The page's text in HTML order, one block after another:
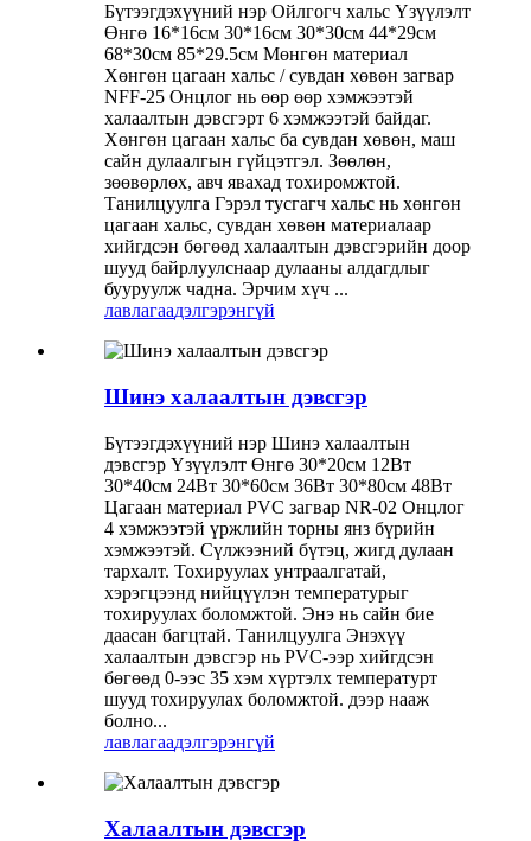
Бүтээгдэхүүний нэр Ойлгогч хальс Үзүүлэлт
Өнгө 16*16см 30*16см 30*30см 44*29см
68*30см 85*29.5см Мөнгөн материал
Хөнгөн цагаан хальс / сувдан хөвөн загвар
NFF-25 Онцлог нь өөр өөр хэмжээтэй
халаалтын дэвсгэрт 6 хэмжээтэй байдаг.
Хөнгөн цагаан хальс ба сувдан хөвөн, маш
сайн дулаалгын гүйцэтгэл. Зөөлөн,
зөөвөрлөх, авч явахад тохиромжтой.
Танилцуулга Гэрэл тусгагч хальс нь хөнгөн
цагаан хальс, сувдан хөвөн материалаар
хийгдсэн бөгөөд халаалтын дэвсгэрийн доор
шууд байрлуулснаар дулааны алдагдлыг
бууруулж чадна. Эрчим хүч ...
лавлагаадэлгэрэнгүй
Шинэ халаалтын дэвсгэр
Бүтээгдэхүүний нэр Шинэ халаалтын
дэвсгэр Үзүүлэлт Өнгө 30*20см 12Вт
30*40см 24Вт 30*60см 36Вт 30*80см 48Вт
Цагаан материал PVC загвар NR-02 Онцлог
4 хэмжээтэй үржлийн торны янз бүрийн
хэмжээтэй. Сүлжээний бүтэц, жигд дулаан
тархалт. Тохируулах унтраалгатай,
хэрэгцээнд нийцүүлэн температурыг
тохируулах боломжтой. Энэ нь сайн бие
даасан багцтай. Танилцуулга Энэхүү
халаалтын дэвсгэр нь PVC-ээр хийгдсэн
бөгөөд 0-ээс 35 хэм хүртэлх температурт
шууд тохируулах боломжтой. дээр нааж
болно...
лавлагаадэлгэрэнгүй
Халаалтын дэвсгэр